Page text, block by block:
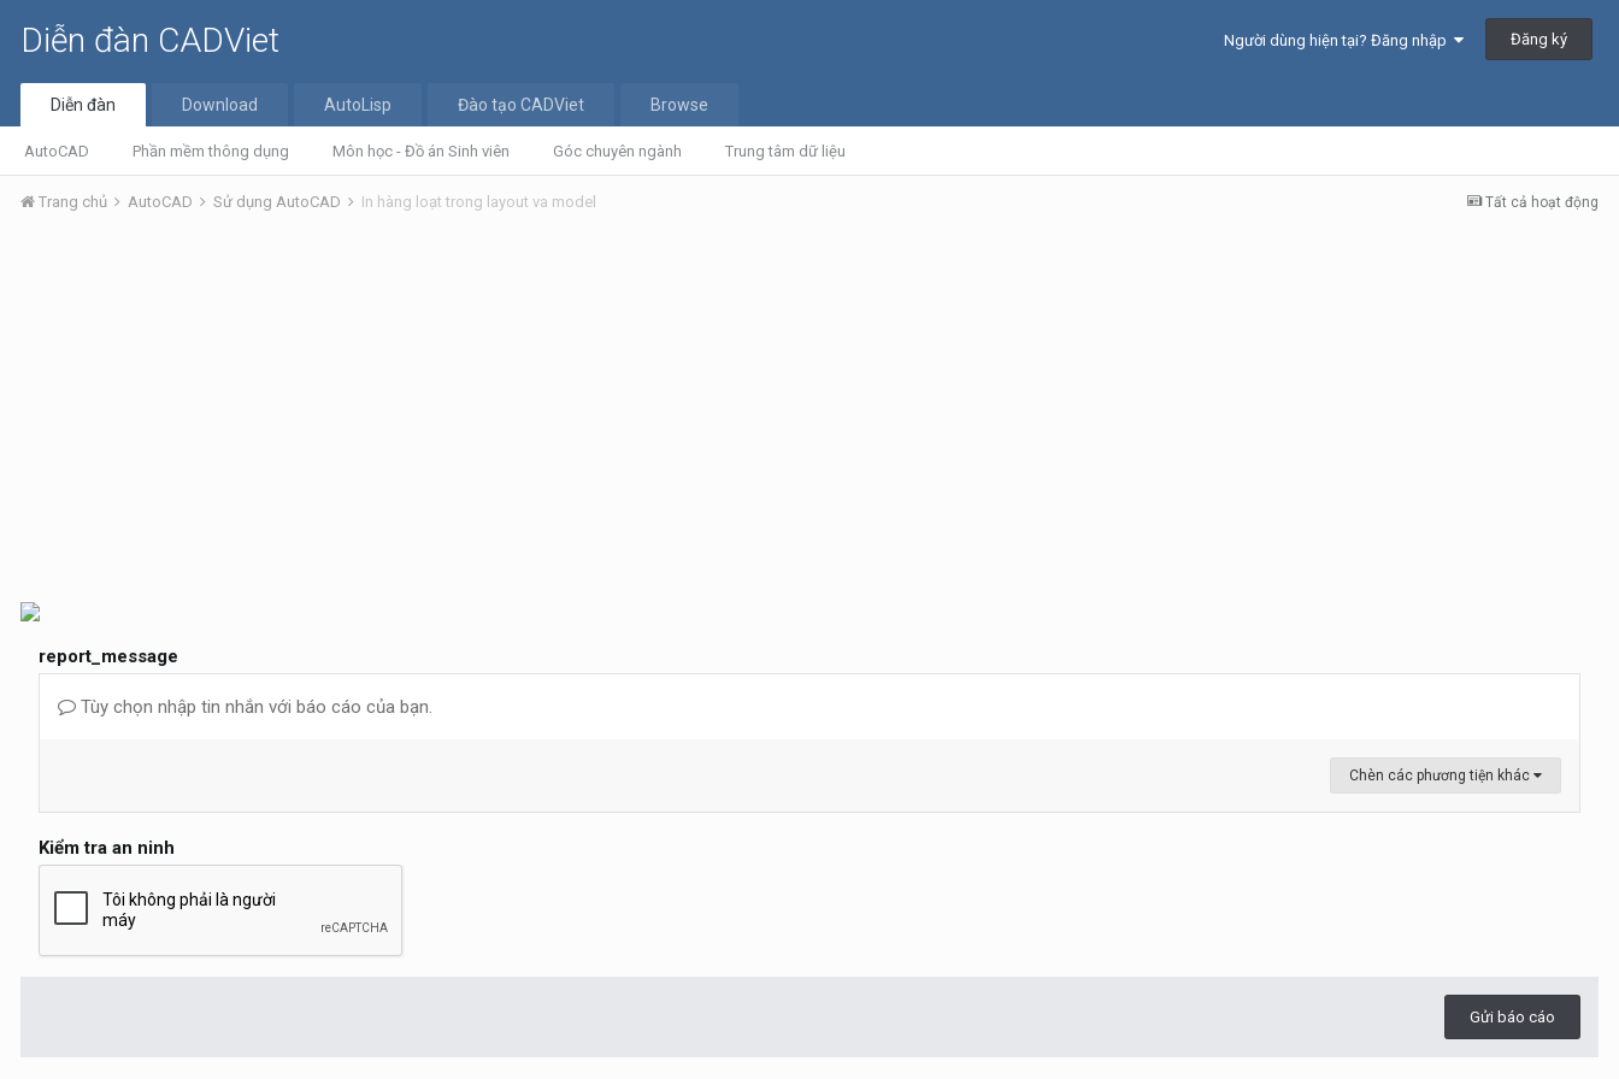
Diễn đàn CADViet Người dùng hiện tại? Đăng nhập Đăng ký
Diễn đàn
AutoCAD Phần mềm thông dụng Môn học - Đồ án Sinh viên Góc chuyên ngành Trung tâm dữ liệu
Download AutoLisp Đào tạo CADViet Browse
Tất cả hoạt động
Trang chủ AutoCAD Sử dụng AutoCAD In hàng loạt trong layout va model
report_message
Tùy chọn nhập tin nhắn với báo cáo của bạn.
Chèn các phương tiện khác
Kiểm tra an ninh
Gửi báo cáo